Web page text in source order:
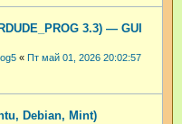
3.3) — GUI
« Пт май 01, 2026 20:02:57
Debian, Mint)